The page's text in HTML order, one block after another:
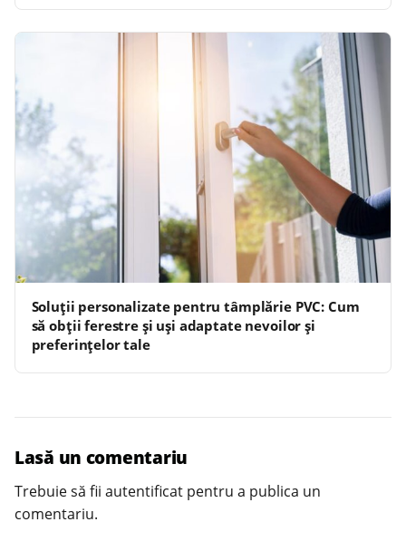
Soluții personalizate pentru tâmplărie PVC: Cum
să obții ferestre și uși adaptate nevoilor și
preferințelor tale
Lasă un comentariu
Trebuie să fii autentificat pentru a publica un
comentariu.